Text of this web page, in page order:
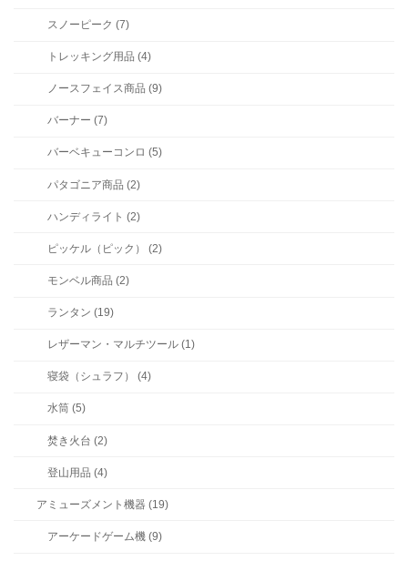
スノーピーク (7)
トレッキング用品 (4)
ノースフェイス商品 (9)
バーナー (7)
バーベキューコンロ (5)
パタゴニア商品 (2)
ハンディライト (2)
ピッケル（ピック） (2)
モンベル商品 (2)
ランタン (19)
レザーマン・マルチツール (1)
寝袋（シュラフ） (4)
水筒 (5)
焚き火台 (2)
登山用品 (4)
アミューズメント機器 (19)
アーケードゲーム機 (9)